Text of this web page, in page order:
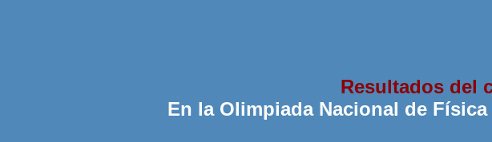
Resultados del
En la Olimpiada Nacional de